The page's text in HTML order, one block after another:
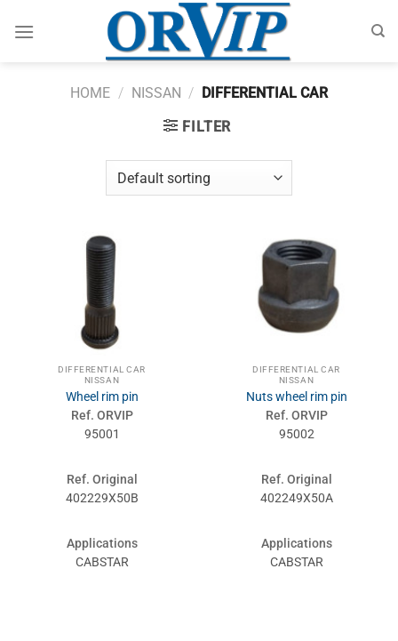
HOME / NISSAN / DIFFERENTIAL CAR
FILTER
DIFFERENTIAL CAR
NISSAN
Wheel rim pin
Ref. ORVIP
95001
Ref. Original
402229X50B
Applications
CABSTAR
DIFFERENTIAL CAR
NISSAN
Nuts wheel rim pin
Ref. ORVIP
95002
Ref. Original
402249X50A
Applications
CABSTAR